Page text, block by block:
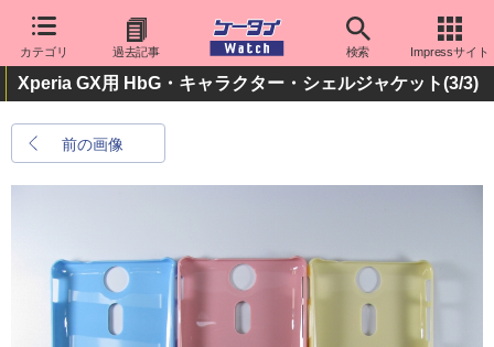
カテゴリ 過去記事 検索 Impressサイト
Xperia GX用 HbG・キャラクター・シェルジャケット(3/3)
前の画像